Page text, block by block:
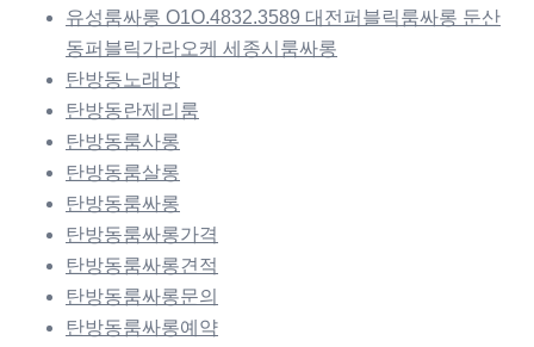
유성룸싸롱 O1O.4832.3589 대전퍼블릭룸싸롱 둔산
동퍼블릭가라오케 세종시룸싸롱
탄방동노래방
탄방동란제리룸
탄방동룸사롱
탄방동룸살롱
탄방동룸싸롱
탄방동룸싸롱가격
탄방동룸싸롱견적
탄방동룸싸롱문의
탄방동룸싸롱예약